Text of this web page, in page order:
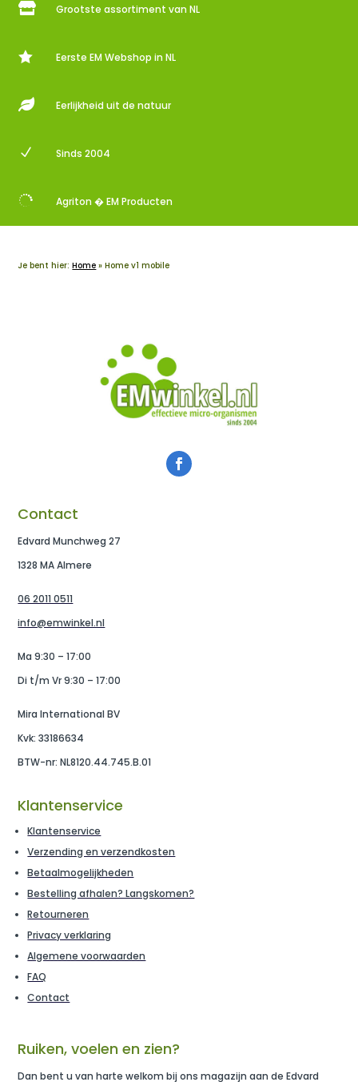
 Grootste assortiment van NL
 Eerste EM Webshop in NL
 Eerlijkheid uit de natuur
N Sinds 2004
 Agriton � EM Producten
Je bent hier:Home »Home v1 mobile
Contact
Edvard Munchweg 27
1328 MA Almere
06 2011 0511
info@emwinkel.nl
Ma 9:30 – 17:00
Di t/m Vr 9:30 – 17:00
Mira International BV
Kvk: 33186634
BTW-nr: NL8120.44.745.B.01
Klantenservice
Klantenservice
Verzending en verzendkosten
Betaalmogelijkheden
Bestelling afhalen? Langskomen?
Retourneren
Privacy verklaring
Algemene voorwaarden
FAQ
Contact
Ruiken, voelen en zien?
Dan bent u van harte welkom bij ons magazijn aan de Edvard